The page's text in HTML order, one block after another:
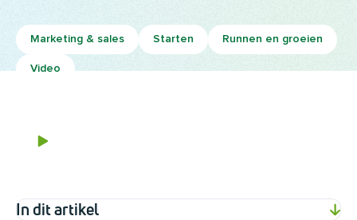
Marketing & sales Starten Runnen en groeien
Video
In dit artikel